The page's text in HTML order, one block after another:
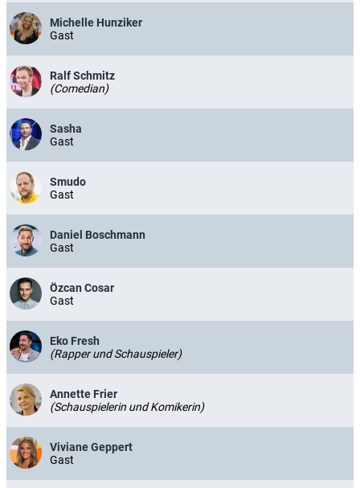
Michelle Hunziker
Gast
Ralf Schmitz
(Comedian)
Sasha
Gast
Smudo
Gast
Daniel Boschmann
Gast
Özcan Cosar
Gast
Eko Fresh
(Rapper und Schauspieler)
Annette Frier
(Schauspielerin und Komikerin)
Viviane Geppert
Gast